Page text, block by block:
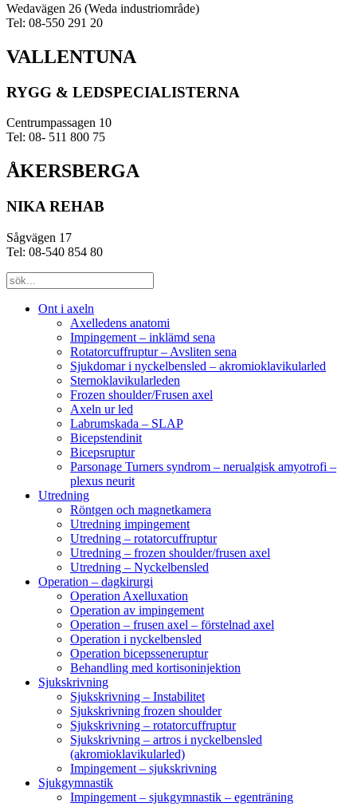
Wedavägen 26 (Weda industriområde)
Tel: 08-550 291 20
VALLENTUNA
RYGG & LEDSPECIALISTERNA
Centrumpassagen 10
Tel: 08- 511 800 75
ÅKERSBERGA
NIKA REHAB
Sågvägen 17
Tel: 08-540 854 80
Ont i axeln
Axelledens anatomi
Impingement – inklämd sena
Rotatorcuffruptur – Avsliten sena
Sjukdomar i nyckelbensled – akromioklavikularled
Sternoklavikularleden
Frozen shoulder/Frusen axel
Axeln ur led
Labrumskada – SLAP
Bicepstendinit
Bicepsruptur
Parsonage Turners syndrom – nerualgisk amyotrofi –
plexus neurit
Utredning
Röntgen och magnetkamera
Utredning impingement
Utredning – rotatorcuffruptur
Utredning – frozen shoulder/frusen axel
Utredning – Nyckelbensled
Operation – dagkirurgi
Operation Axelluxation
Operation av impingement
Operation – frusen axel – förstelnad axel
Operation i nyckelbensled
Operation bicepsseneruptur
Behandling med kortisoninjektion
Sjukskrivning
Sjukskrivning – Instabilitet
Sjukskrivning frozen shoulder
Sjukskrivning – rotatorcuffruptur
Sjukskrivning – artros i nyckelbensled
(akromioklavikularled)
Impingement – sjukskrivning
Sjukgymnastik
Impingement – sjukgymnastik – egenträning